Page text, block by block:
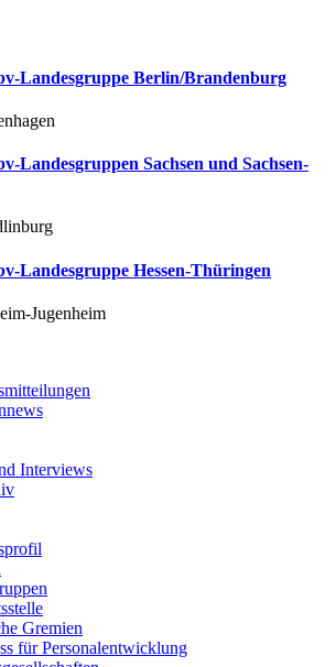
Landesgruppe Berlin/Brandenburg
Landesgruppen Sachsen und Sachsen-
Landesgruppe Hessen-Thüringen
Jugenheim
Interviews
Gremien
für Personalentwicklung